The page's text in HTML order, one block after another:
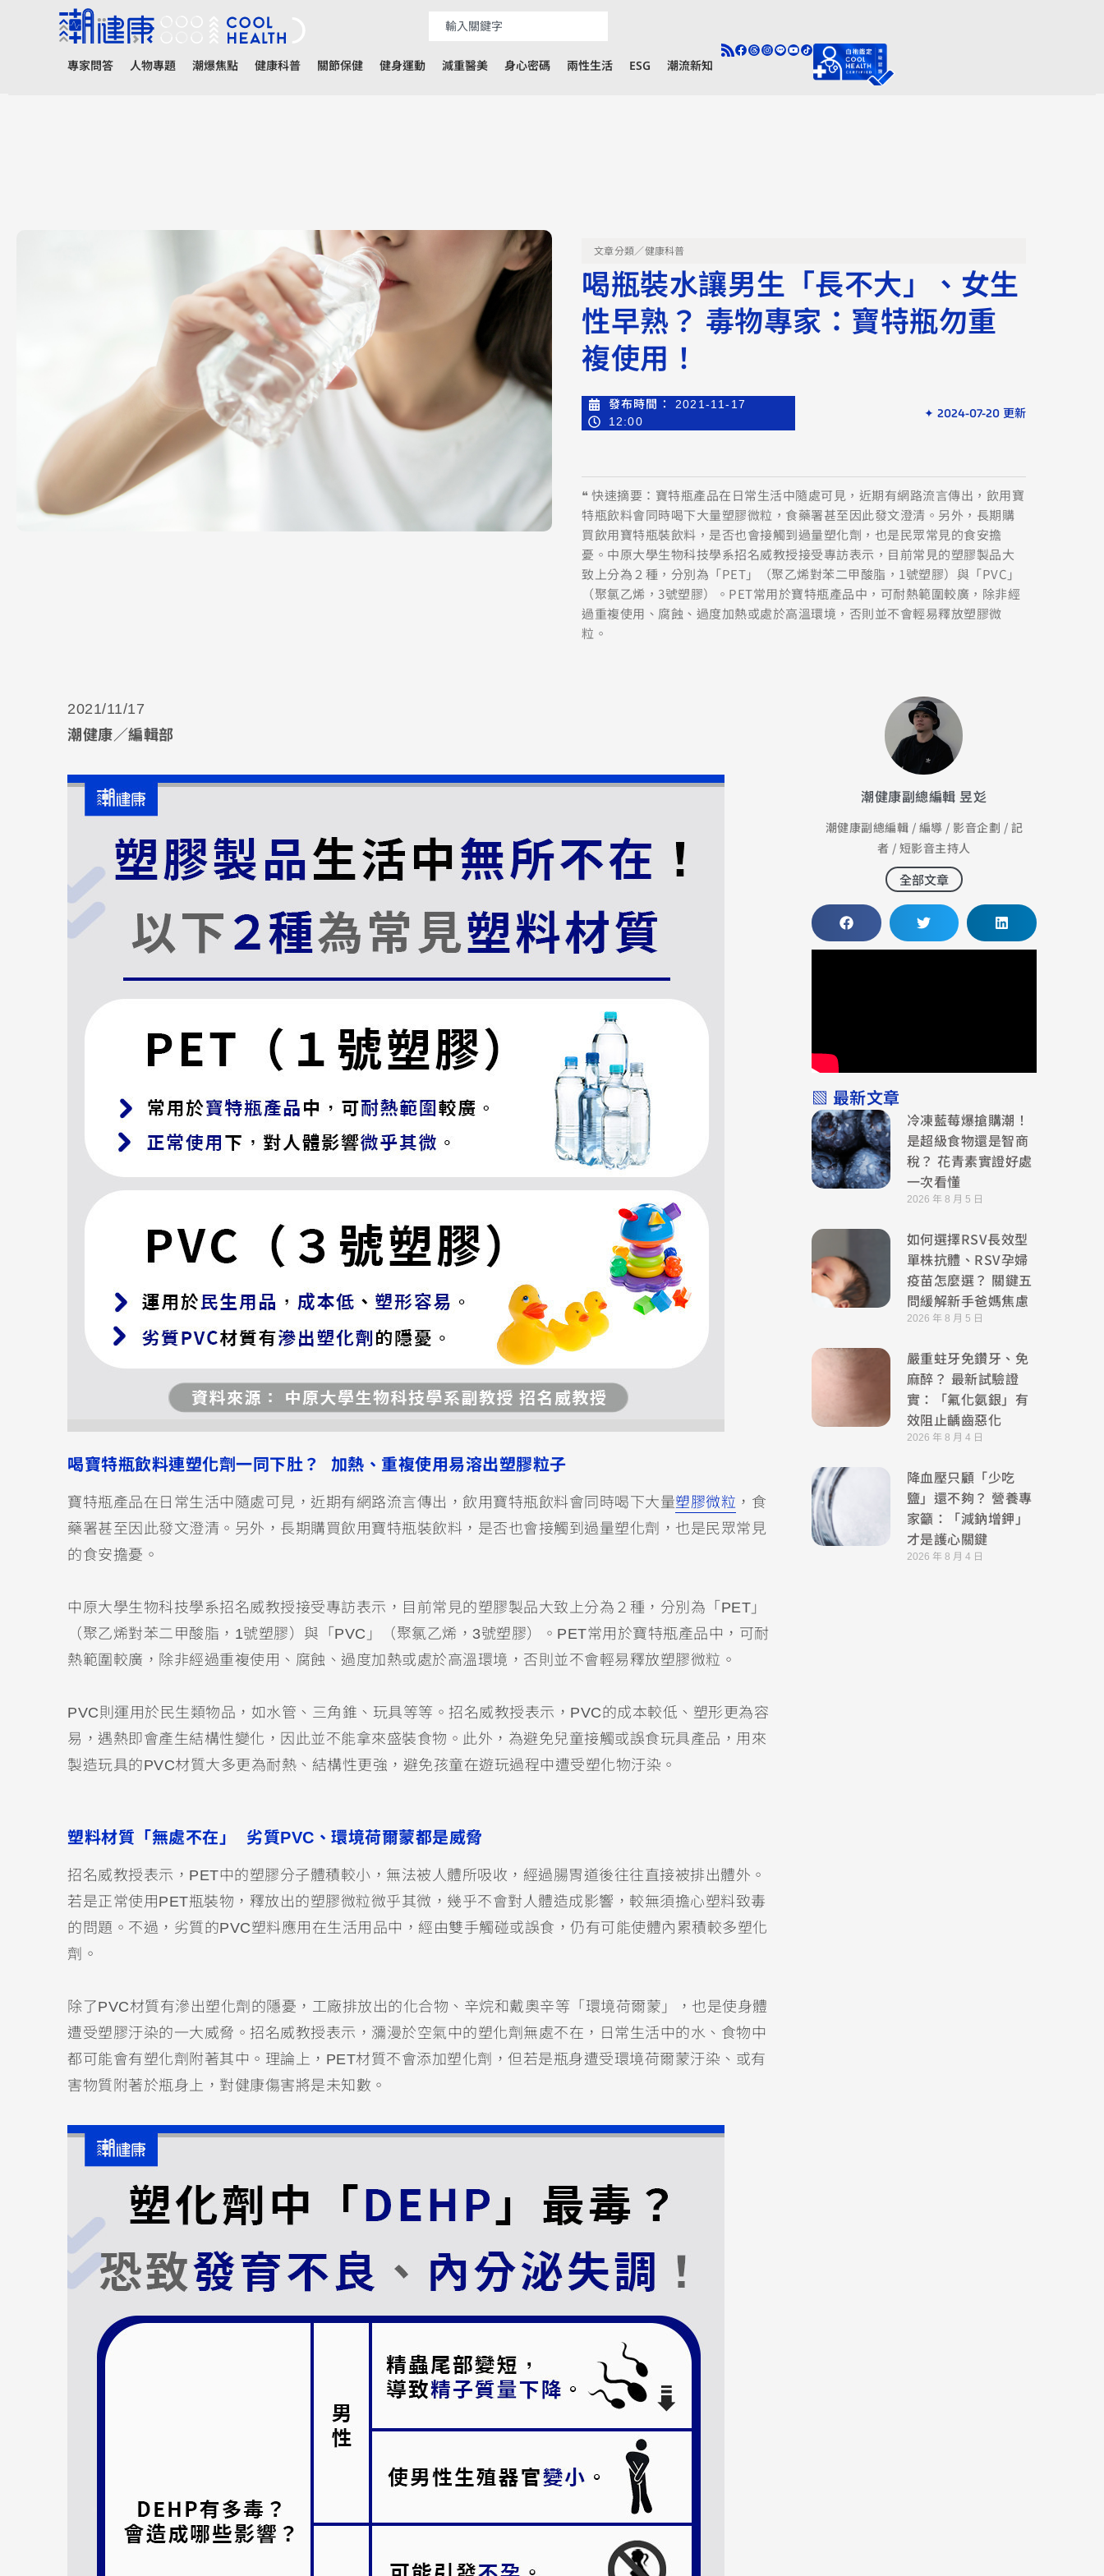
專家問答 人物專題 潮爆焦點 健康科普 關節保健 健身運動 減重醫美 身心密碼 兩性生活 ESG 潮流新知
文章分類／健康科普
喝瓶裝水讓男生「長不大」、女生
性早熟？ 毒物專家：寶特瓶勿重
複使用！
發布時間：
2021-11-17
12:00
✦ 2024-07-20 更新
❝ 快速摘要：寶特瓶產品在日常生活中隨處可見，近期有網路流言傳出，飲用寶
特瓶飲料會同時喝下大量塑膠微粒，食藥署甚至因此發文澄清。另外，長期購
買飲用寶特瓶裝飲料，是否也會接觸到過量塑化劑，也是民眾常見的食安擔
憂。中原大學生物科技學系招名威教授接受專訪表示，目前常見的塑膠製品大
致上分為２種，分別為「PET」（聚乙烯對苯二甲酸脂，1號塑膠）與「PVC」
（聚氯乙烯，3號塑膠）。PET常用於寶特瓶產品中，可耐熱範圍較廣，除非經
過重複使用、腐蝕、過度加熱或處於高溫環境，否則並不會輕易釋放塑膠微
粒。
2021/11/17
潮健康／編輯部
喝寶特瓶飲料連塑化劑一同下肚？ 加熱、重複使用易溶出塑膠粒子
寶特瓶產品在日常生活中隨處可見，近期有網路流言傳出，飲用寶特瓶飲料會同時喝下大量塑膠微粒 ，食
藥署甚至因此發文澄清。另外，長期購買飲用寶特瓶裝飲料，是否也會接觸到過量塑化劑，也是民眾常見
的食安擔憂。
中原大學生物科技學系招名威教授接受專訪表示，目前常見的塑膠製品大致上分為２種，分別為「PET」
（聚乙烯對苯二甲酸脂，1號塑膠）與「PVC」（聚氯乙烯，3號塑膠）。PET常用於寶特瓶產品中，可耐
熱範圍較廣，除非經過重複使用、腐蝕、過度加熱或處於高溫環境，否則並不會輕易釋放塑膠微粒。
PVC則運用於民生類物品，如水管、三角錐、玩具等等。招名威教授表示，PVC的成本較低、塑形更為容
易，遇熱即會產生結構性變化，因此並不能拿來盛裝食物。此外，為避免兒童接觸或誤食玩具產品，用來
製造玩具的PVC材質大多更為耐熱、結構性更強，避免孩童在遊玩過程中遭受塑化物汙染。
塑料材質「無處不在」 劣質PVC、環境荷爾蒙都是威脅
招名威教授表示，PET中的塑膠分子體積較小，無法被人體所吸收，經過腸胃道後往往直接被排出體外。
若是正常使用PET瓶裝物，釋放出的塑膠微粒微乎其微，幾乎不會對人體造成影響，較無須擔心塑料致毒
的問題。不過，劣質的PVC塑料應用在生活用品中，經由雙手觸碰或誤食，仍有可能使體內累積較多塑化
劑。
除了PVC材質有滲出塑化劑的隱憂，工廠排放出的化合物、辛烷和戴奧辛等「環境荷爾蒙」，也是使身體
遭受塑膠汙染的一大威脅。招名威教授表示，瀰漫於空氣中的塑化劑無處不在，日常生活中的水、食物中
都可能會有塑化劑附著其中。理論上，PET材質不會添加塑化劑，但若是瓶身遭受環境荷爾蒙汙染、或有
害物質附著於瓶身上，對健康傷害將是未知數。
潮健康副總編輯 昱彣
潮健康副總編輯 / 編導 / 影音企劃 / 記
者 / 短影音主持人
全部文章
▧ 最新文章
冷凍藍莓爆搶購潮！
是超級食物還是智商
稅？ 花青素實證好處
一次看懂
2026 年 8 月 5 日
如何選擇RSV長效型
單株抗體、RSV孕婦
疫苗怎麼選？ 關鍵五
問緩解新手爸媽焦慮
2026 年 8 月 5 日
嚴重蛀牙免鑽牙、免
麻醉？ 最新試驗證
實：「氟化氨銀」有
效阻止齲齒惡化
2026 年 8 月 4 日
降血壓只顧「少吃
鹽」還不夠？ 營養專
家籲：「減鈉增鉀」
才是護心關鍵
2026 年 8 月 4 日